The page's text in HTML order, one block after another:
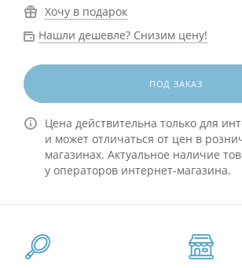
Хочу в подарок
Нашли дешевле? Снизим цену!
ПОД ЗАКАЗ
Цена действительна только для
и может отличаться от цен в
магазинах. Актуальное наличие
у операторов интернет-магазина.